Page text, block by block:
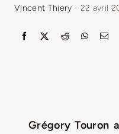
ÉTUDIER EN VELAY
Vincent Thiery · 22 avril
Grégory Touron